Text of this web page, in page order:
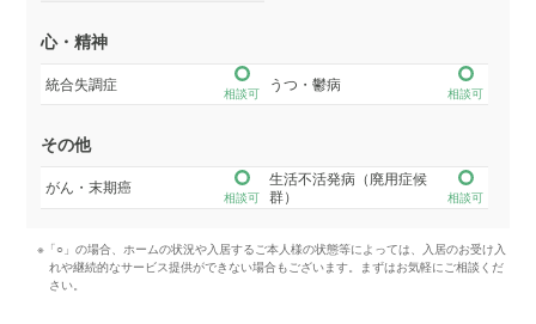
心・精神
統合失調症
相談可
うつ・鬱病
相談可
その他
がん・末期癌
相談可
生活不活発病（廃用症候
群）
相談可
※「○」の場合、ホームの状況や入居するご本人様の状態等によっては、入居のお受け入
れや継続的なサービス提供ができない場合もございます。まずはお気軽にご相談くだ
さい。